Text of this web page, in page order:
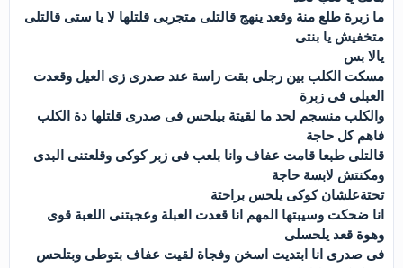
ما زبرة طلع منة وقعد ينهج قالتلى متجربى قلتلها لا يا ستى قالتلى
متخفيش يا بنتى
يالا بس
مسكت الكلب بين رجلى بقت راسة عند صدرى زى العيل وقعدت
العبلى فى زبرة
والكلب منسجم لحد ما لقيتة بيلحس فى صدرى قلتلها دة الكلب
فاهم كل حاجة
قالتلى طبعا قامت عفاف وانا بلعب فى زبر كوكى وقلعتنى البدى
ومكنتش لابسة حاجة
تحتةعلشان كوكى يلحس براحتة
انا ضحكت وسيبتها المهم انا قعدت العبلة وعجبتنى اللعبة قوى
وهوة قعد يلحسلى
فى صدرى انا ابتديت اسخن وفجاة لقيت عفاف بتوطى وبتلحس